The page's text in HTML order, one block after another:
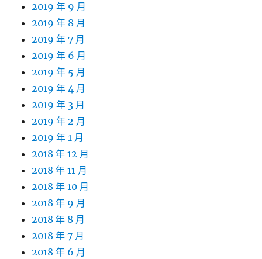
2019 年 9 月
2019 年 8 月
2019 年 7 月
2019 年 6 月
2019 年 5 月
2019 年 4 月
2019 年 3 月
2019 年 2 月
2019 年 1 月
2018 年 12 月
2018 年 11 月
2018 年 10 月
2018 年 9 月
2018 年 8 月
2018 年 7 月
2018 年 6 月